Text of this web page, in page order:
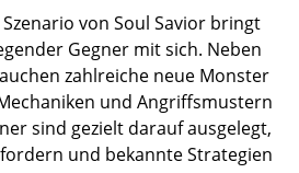
von Soul Savior bringt
Gegner mit sich. Neben
zahlreiche neue Monster
und Angriffsmustern
sind gezielt darauf ausgelegt,
und bekannte Strategien